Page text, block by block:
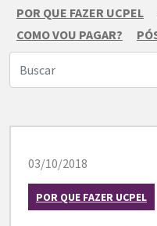
POR QUE FAZER UCPEL
COMO VOU PAGAR?
03/10/2018
POR QUE FAZER UCPEL